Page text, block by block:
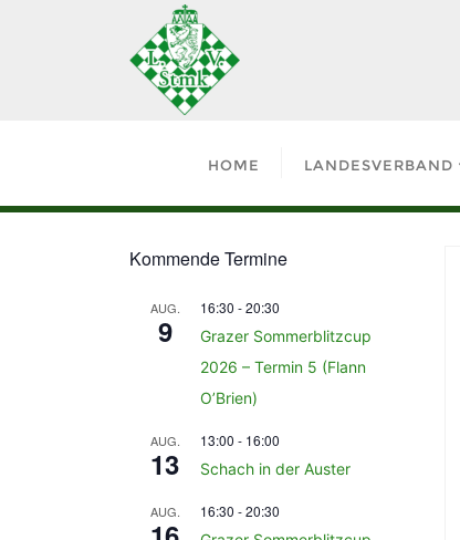
HOME LANDESVERBAND
Kommende Termine
AUG.
9
16:30 -20:30
Grazer Sommerblitzcup
2026 – Termin 5 (Flann
O’Brien)
AUG.
13
13:00 - 16:00
Schach in der Auster
AUG. 16:30 -20:30